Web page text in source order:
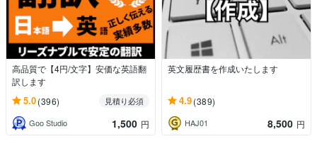
高品質で【4円/文字】安価な英語翻
訳します
5.0(396)
見積り必須
Goo Studio
1,500 円
英文履歴書を作成いたします
4.9(389)
HAJ01 8,500 円